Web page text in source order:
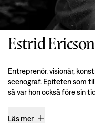
Estrid Ericson
Entreprenör, visionär,
scenograf. Epiteten som
så var hon också före sin
Läs mer